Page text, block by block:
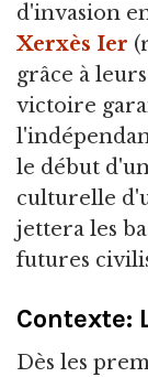
d'invasion
Xerxès Ier
grâce à
victoire
le début
culturelle
jettera les
futures
Contexte:
Dès les